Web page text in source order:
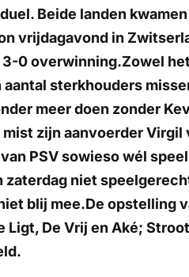
Beide landen
vrijdagavond in
0 overwinning.Zowel
sterkhouders
meer doen zonder
mist zijn aanvoerder
PSV sowieso wél
niet
blij mee.De opstelling
De Vrij en Aké;